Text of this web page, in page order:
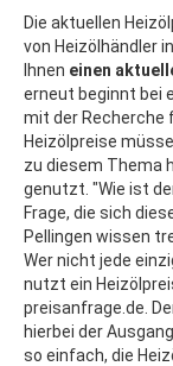
Die aktuellen
von Heizölhändler
Ihnen einen
erneut beginnt bei
mit der Recherche
Heizölpreise
zu diesem Thema
genutzt. "Wie ist
Frage, die sich
Pellingen wissen
Wer nicht jede
nutzt ein
preisanfrage.de.
hierbei der
so einfach, die